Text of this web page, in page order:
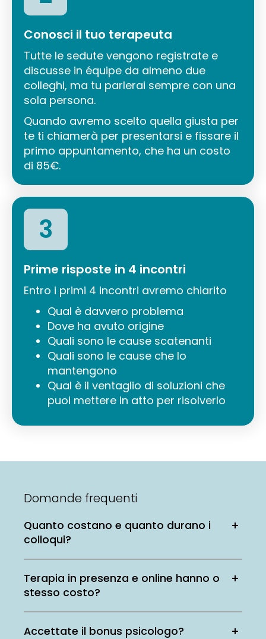
Conosci il tuo terapeuta
Tutte le sedute vengono registrate e
discusse in équipe da almeno due
colleghi, ma tu parlerai sempre con una
sola persona.
Quando avremo scelto quella giusta per
te ti chiamerà per presentarsi e fissare il
primo appuntamento, che ha un costo
di 85€.
3
Prime risposte in 4 incontri
Entro i primi 4 incontri avremo chiarito
Qual è davvero problema
Dove ha avuto origine
Quali sono le cause scatenanti
Quali sono le cause che lo
mantengono
Qual è il ventaglio di soluzioni che
puoi mettere in atto per risolverlo
Domande frequenti
Quanto costano e quanto durano i
colloqui?
Terapia in presenza e online hanno o
stesso costo?
Accettate il bonus psicologo?